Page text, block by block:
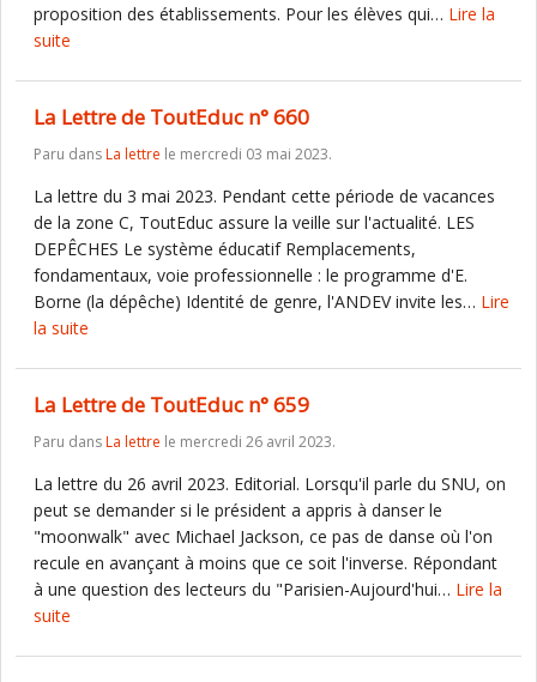
proposition des établissements. Pour les élèves qui… Lire la
suite
La Lettre de ToutEduc n° 660
Paru dansLa lettre le mercredi 03 mai 2023.
La lettre du 3 mai 2023. Pendant cette période de vacances
de la zone C, ToutEduc assure la veille sur l'actualité. LES
DEPÊCHES Le système éducatif Remplacements,
fondamentaux, voie professionnelle : le programme d'E.
Borne (la dépêche) Identité de genre, l'ANDEV invite les… Lire
la suite
La Lettre de ToutEduc n° 659
Paru dansLa lettre le mercredi 26 avril 2023.
La lettre du 26 avril 2023. Editorial. Lorsqu'il parle du SNU, on
peut se demander si le président a appris à danser le
"moonwalk" avec Michael Jackson, ce pas de danse où l'on
recule en avançant à moins que ce soit l'inverse. Répondant
à une question des lecteurs du "Parisien-Aujourd'hui… Lire la
suite